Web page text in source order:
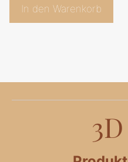
In den Warenkorb